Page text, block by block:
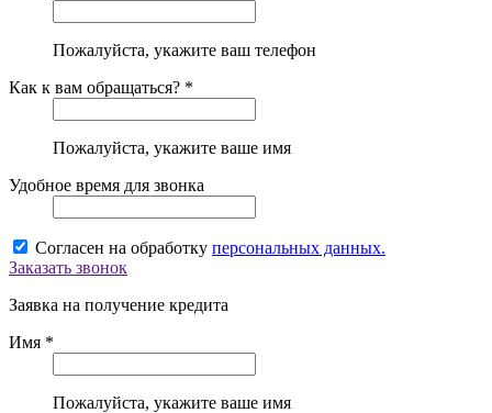
Пожалуйста, укажите ваш телефон
Как к вам обращаться? *
Пожалуйста, укажите ваше имя
Удобное время для звонка
Согласен на обработку персональных данных.
Заказать звонок
Заявка на получение кредита
Имя *
Пожалуйста, укажите ваше имя